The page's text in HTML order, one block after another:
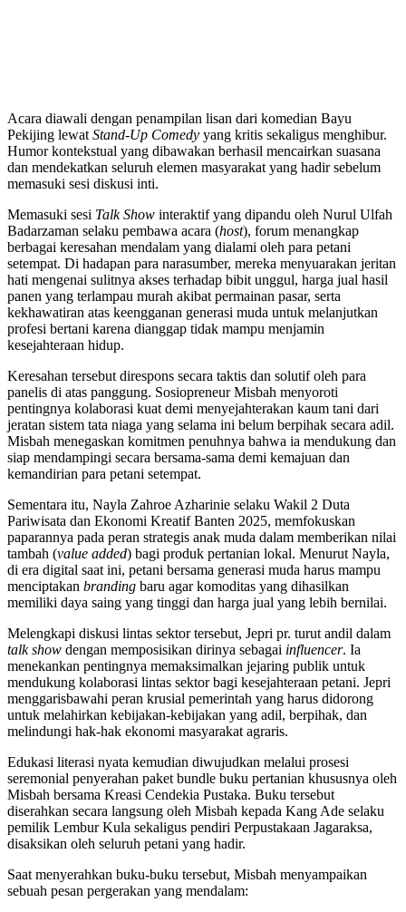
Acara diawali dengan penampilan lisan dari komedian Bayu
Pekijing lewat Stand-Up Comedy yang kritis sekaligus menghibur.
Humor kontekstual yang dibawakan berhasil mencairkan suasana
dan mendekatkan seluruh elemen masyarakat yang hadir sebelum
memasuki sesi diskusi inti.
Memasuki sesi Talk Show interaktif yang dipandu oleh Nurul Ulfah
Badarzaman selaku pembawa acara (host), forum menangkap
berbagai keresahan mendalam yang dialami oleh para petani
setempat. Di hadapan para narasumber, mereka menyuarakan jeritan
hati mengenai sulitnya akses terhadap bibit unggul, harga jual hasil
panen yang terlampau murah akibat permainan pasar, serta
kekhawatiran atas keengganan generasi muda untuk melanjutkan
profesi bertani karena dianggap tidak mampu menjamin
kesejahteraan hidup.
Keresahan tersebut direspons secara taktis dan solutif oleh para
panelis di atas panggung. Sosiopreneur Misbah menyoroti
pentingnya kolaborasi kuat demi menyejahterakan kaum tani dari
jeratan sistem tata niaga yang selama ini belum berpihak secara adil.
Misbah menegaskan komitmen penuhnya bahwa ia mendukung dan
siap mendampingi secara bersama-sama demi kemajuan dan
kemandirian para petani setempat.
Sementara itu, Nayla Zahroe Azharinie selaku Wakil 2 Duta
Pariwisata dan Ekonomi Kreatif Banten 2025, memfokuskan
paparannya pada peran strategis anak muda dalam memberikan nilai
tambah (value added) bagi produk pertanian lokal. Menurut Nayla,
di era digital saat ini, petani bersama generasi muda harus mampu
menciptakan branding baru agar komoditas yang dihasilkan
memiliki daya saing yang tinggi dan harga jual yang lebih bernilai.
Melengkapi diskusi lintas sektor tersebut, Jepri pr. turut andil dalam
talk show dengan memposisikan dirinya sebagai influencer. Ia
menekankan pentingnya memaksimalkan jejaring publik untuk
mendukung kolaborasi lintas sektor bagi kesejahteraan petani. Jepri
menggarisbawahi peran krusial pemerintah yang harus didorong
untuk melahirkan kebijakan-kebijakan yang adil, berpihak, dan
melindungi hak-hak ekonomi masyarakat agraris.
Edukasi literasi nyata kemudian diwujudkan melalui prosesi
seremonial penyerahan paket bundle buku pertanian khususnya oleh
Misbah bersama Kreasi Cendekia Pustaka. Buku tersebut
diserahkan secara langsung oleh Misbah kepada Kang Ade selaku
pemilik Lembur Kula sekaligus pendiri Perpustakaan Jagaraksa,
disaksikan oleh seluruh petani yang hadir.
Saat menyerahkan buku-buku tersebut, Misbah menyampaikan
sebuah pesan pergerakan yang mendalam: